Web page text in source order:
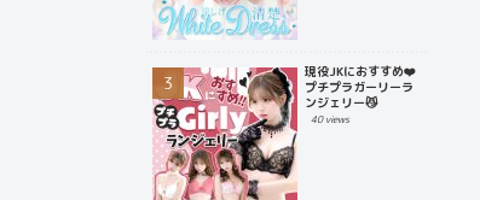
現役JKにおすすめ❤️
プチプラガーリーラ
ンジェリー😼
40 views